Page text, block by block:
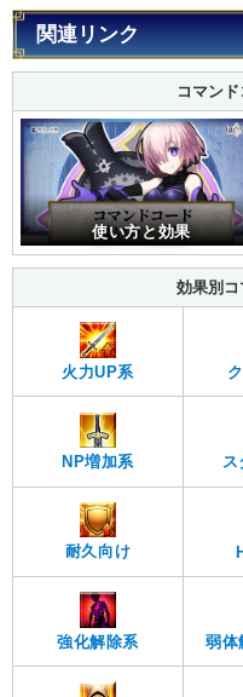
関連リンク
コマン
使い方と効果
効果別
火力UP系
NP増加系
耐久向け
強化解除系 弱体